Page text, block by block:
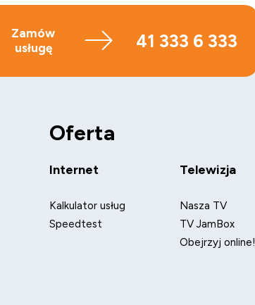
Zamów
usługę
41 333 6 333
Oferta
Internet
Kalkulator usług
Speedtest
Telewizja
Nasza TV
TV JamBox
Obejrzyj online!